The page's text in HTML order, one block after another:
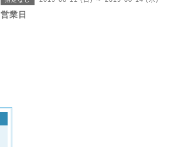
営業日